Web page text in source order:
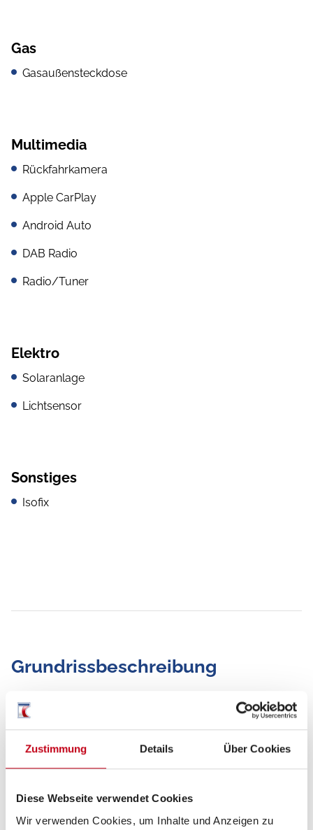
Zustimmung Details Über Cookies
Diese Webseite verwendet Cookies
Wir verwenden Cookies, um Inhalte und Anzeigen zu
Gas
Gasaußensteckdose
Multimedia
Rückfahrkamera
Apple CarPlay
Android Auto
DAB Radio
Radio/Tuner
Elektro
Solaranlage
Lichtsensor
Sonstiges
Isofix
Grundrissbeschreibung
Einzelbett,
Anzahl der Sitze mit Gurt 5